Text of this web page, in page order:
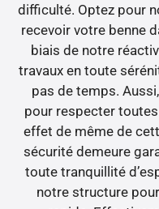
difficulté. Optez pour
recevoir votre benne
biais de notre
travaux en toute
pas de temps.
pour respecter
effet de même de
sécurité demeure
toute tranquillité
notre structure